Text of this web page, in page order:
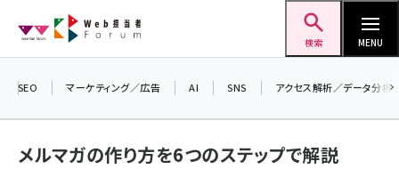
ン
検索 MENU
SEO マーケティング／広告 AI SNS アクセス解析／データ分析
メルマガの作り方を6つのステップで解説
＼